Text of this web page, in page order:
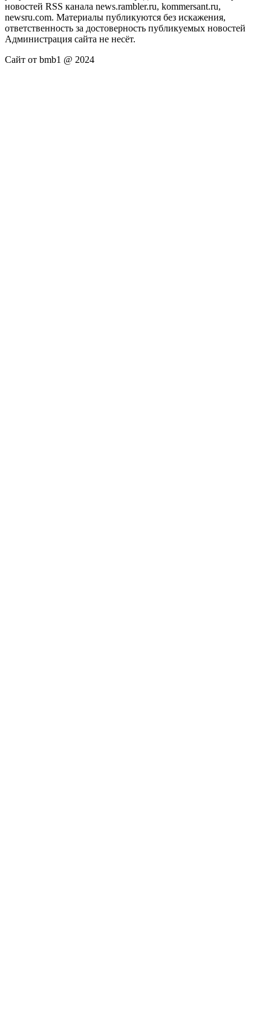
новостей RSS канала news.rambler.ru, kommersant.ru,
newsru.com. Материалы публикуются без искажения,
ответственность за достоверность публикуемых новостей
Администрация сайта не несёт.
Сайт от bmb1 @ 2024